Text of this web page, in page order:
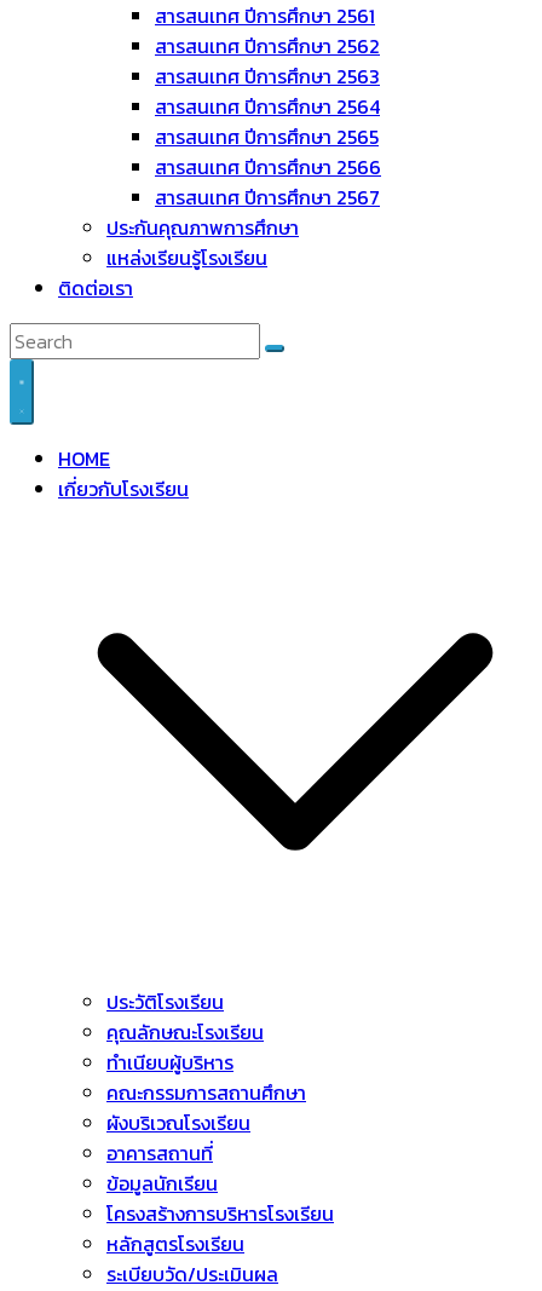
สารสนเทศ ปีการศึกษา 2561
สารสนเทศ ปีการศึกษา 2562
สารสนเทศ ปีการศึกษา 2563
สารสนเทศ ปีการศึกษา 2564
สารสนเทศ ปีการศึกษา 2565
สารสนเทศ ปีการศึกษา 2566
สารสนเทศ ปีการศึกษา 2567
ประกันคุณภาพการศึกษา
แหล่งเรียนรู้โรงเรียน
ติดต่อเรา
HOME
เกี่ยวกับโรงเรียน
ประวัติโรงเรียน
คุณลักษณะโรงเรียน
ทำเนียบผู้บริหาร
คณะกรรมการสถานศึกษา
ผังบริเวณโรงเรียน
อาคารสถานที่
ข้อมูลนักเรียน
โครงสร้างการบริหารโรงเรียน
หลักสูตรโรงเรียน
ระเบียบวัด/ประเมินผล